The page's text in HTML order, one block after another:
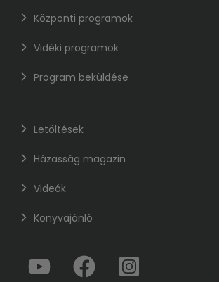
Központi programok
Vidéki programok
Program beküldése
Letöltések
Házasság magazin
Videók
Könyvajánló